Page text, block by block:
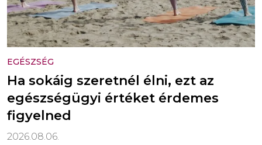
EGÉSZSÉG
Ha sokáig szeretnél élni, ezt az
egészségügyi értéket érdemes
figyelned
2026.08.06.